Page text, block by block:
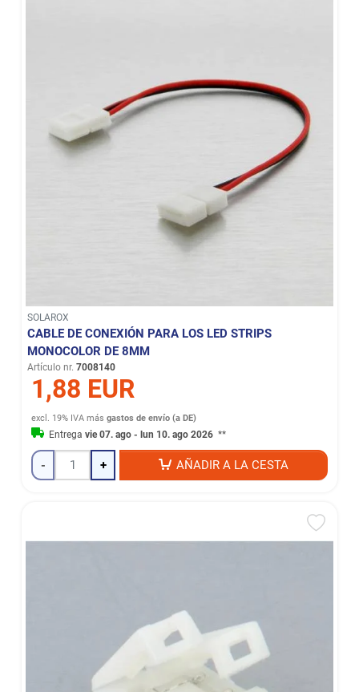
SOLAROX
CABLE DE CONEXIÓN PARA LOS LED STRIPS
MONOCOLOR DE 8MM
Artículo nr. 7008140
1,88 EUR
excl. 19% IVA másgastos de envío (a DE)
Entregavie 07. ago - lun 10. ago 2026 **
- + AÑADIR A LA CESTA